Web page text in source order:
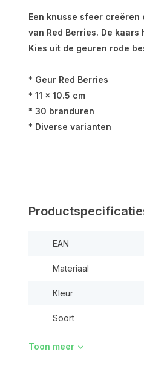
Een knusse sfeer
van Red Berries. De
Kies uit de geuren rode
* Geur Red Berries
* 11 x 10.5 cm
* 30 branduren
* Diverse varianten
EAN
Materiaal
Kleur
Soort
Toon meer